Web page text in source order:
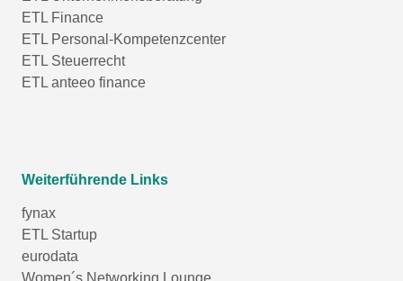
ETL Finance
ETL Personal-Kompetenzcenter
ETL Steuerrecht
ETL anteeo finance
Weiterführende Links
fynax
ETL Startup
eurodata
Women´s Networking Lounge